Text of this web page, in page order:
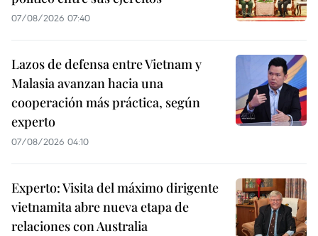
07/08/2026 07:40
Lazos de defensa entre Vietnam y
Malasia avanzan hacia una
cooperación más práctica, según
experto
07/08/2026 04:10
Experto: Visita del máximo dirigente
vietnamita abre nueva etapa de
relaciones con Australia